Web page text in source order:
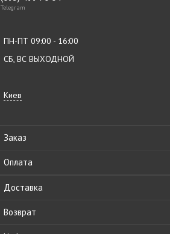
Telegram
ПН-ПТ 09:00 - 16:00
СБ, ВС ВЫХОДНОЙ
Киев
Заказ
Оплата
Доставка
Возврат